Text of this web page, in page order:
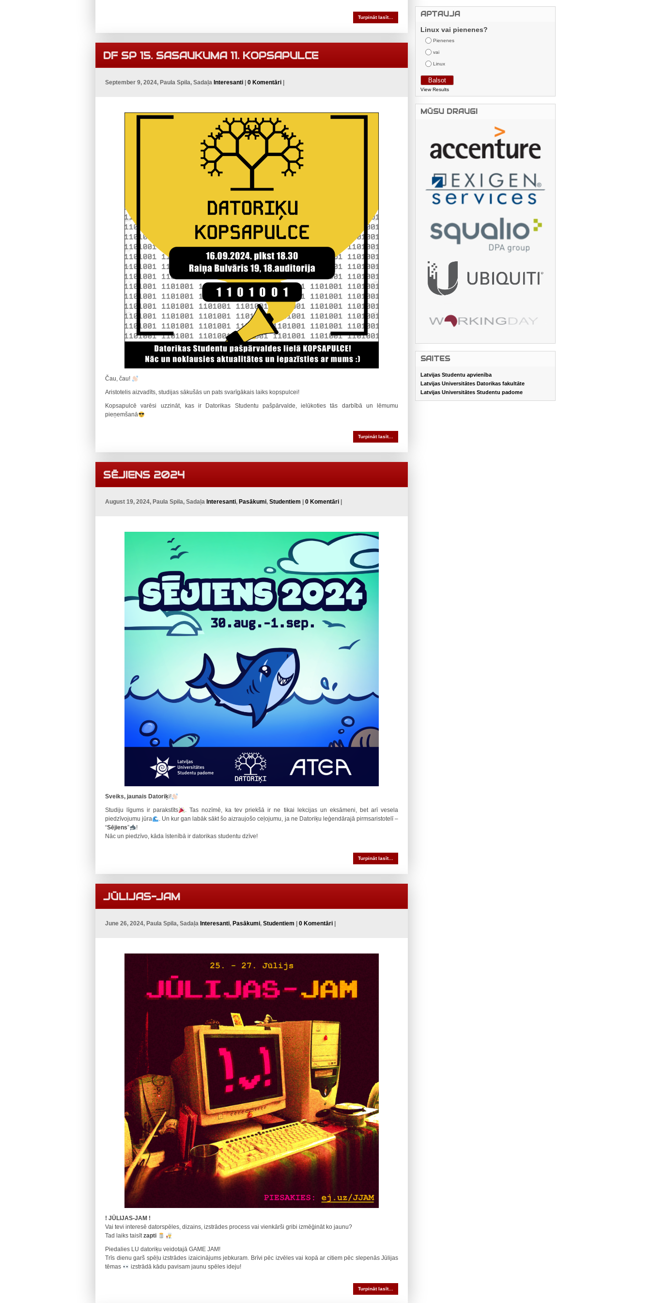
Turpināt lasīt…
DF SP 15. SASAUKUMA 11. KOPSAPULCE
September 9, 2024, Paula Spila, Sadaļa Interesanti 0 Komentāri
Čau, čau!
Aristotelis aizvadīts, studijas sākušās un pats svarīgākais laiks kopspulcei!
Kopsapulcē varēsi uzzināt, kas ir Datorikas Studentu pašpārvalde, ielūkoties tās darbībā un lēmumu
pieņemšanā
Turpināt lasīt…
SĒJIENS 2024
August 19, 2024, Paula Spila, Sadaļa Interesanti, Pasākumi, Studentiem 0 Komentāri
Sveiks, jaunais Datoriķi!
Studiju līgums ir parakstīts
. Tas nozīmē, ka tev priekšā ir ne tikai lekcijas un eksāmeni, bet arī vesela
piedzīvojumu jūra
. Un kur gan labāk sākt šo aizraujošo ceļojumu, ja ne Datoriķu leģendārajā pirmsaristotelī –
“Sējiens”
!
Nāc un piedzīvo, kāda īstenībā ir datorikas studentu dzīve!
Turpināt lasīt…
JŪLIJAS-JAM
June 26, 2024, Paula Spila, Sadaļa Interesanti, Pasākumi, Studentiem 0 Komentāri
! JŪLIJAS-JAM !
Vai tevi interesē datorspēles, dizains, izstrādes process vai vienkārši gribi izmēģināt ko jaunu?
Tad laiks taisītzapti
Piedalies LU datoriķu veidotajā GAME JAM!
Trīs dienu garš spēļu izstrādes izaicinājums jebkuram. Brīvi pēc izvēles vai kopā ar citiem pēc slepenās Jūlijas
tēmas
izstrādā kādu pavisam jaunu spēles ideju!
Turpināt lasīt…
APTAUJA
Linux vai pienenes?
Pienenes
vai
Linux
View Results
MŪSU DRAUGI
SAITES
Latvijas Studentu apvienība
Latvijas Universitātes Datorikas fakultāte
Latvijas Universitātes Studentu padome